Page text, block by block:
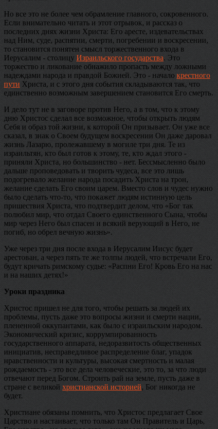
Но все это не более чем обрамление главного, сокровенного.
Если внимательно читать и этот отрывок, и рассказ о
последних днях жизни Христа: Его аресте, издевательствах
над Ним, суде, распятии, смерти, погребении и воскресении,
то становится понятен смысл торжественного входа в
Иерусалим - столицу Израильского государства. Это
торжество и ликование обнажило пропасть между ложными
надеждами народа и правдой Божией. Это - начало крестного
пути Христа, и с этого дня события складываются так, что
единственно возможным завершением становится Его смерть.
И дело тут не в заговоре против Него, а в том, что к этому
дню Христос сделал все возможное, чтобы открыть людям
Себя и образ той жизни, к которой Он призывает. Он уже все
сказал, в знак о Своем будущем воскресении Он даже даровал
жизнь Лазарю, пролежавшему в могиле три дня. Те из
израильтян, кто был готов к этому, те, кто ждал этого -
приняли Христа, но большинство - нет. Бессмысленно было
дальше проповедовать и творить чудеса, все это лишь
подогревало желание народа посадить Христа на трон,
желание сделать Его своим царем. Вместо слов и чудес нужно
было сделать что-то, что покажет людям истинную цель
пришествия Христа, что подтвердит делом, что «Бог так
полюбил мир, что отдал Своего единственного Сына, чтобы
мир через Него был спасен и всякий верующий в Него, не
погиб, но обрел вечную жизнь».
Уже через три дня после входа в Иерусалим Иисус будет
арестован, а через пять те же толпы людей, что встречали Его,
будут кричать римскому судье: «Распни Его! Кровь Его на нас
и на наших детях!»
Уроки праздника
Христос пришел не для того, чтобы решать за людей их
проблемы, пусть даже это вопросы жизни и смерти нации,
плененной оккупантами, как было с израильским народом.
Экономический кризис, коррумпированность
государственного аппарата, недоразвитость общественных
инициатив, несправедливое распределение благ, упадок
нравственности и культуры, высокая смертность и малая
рождаемость - это все дела человеческие, это то, за что люди
отвечают перед Богом. Строить рай на земле, пусть даже в
стране с великой христианской историей, Бог никогда не
будет.
Христиане обязаны помнить, что Христос предлагает Свое
Царство и настаивает, что только там Он Правитель и Царь,